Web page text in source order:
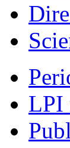
LPI